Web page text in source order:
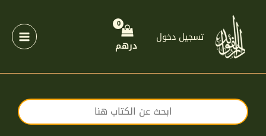
المحتوى
تسجيل دخول
درهم